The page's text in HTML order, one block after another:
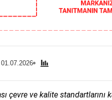
çevre ve kalite standartlarını